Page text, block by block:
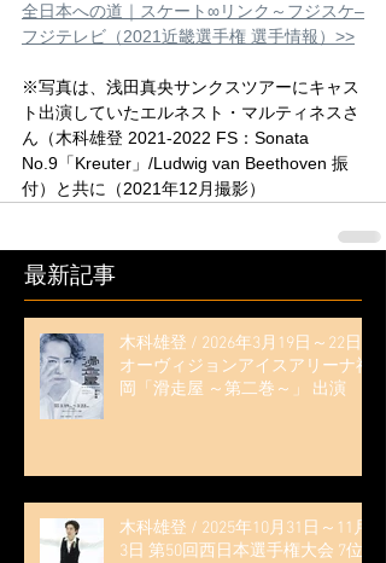
全日本への道｜スケート∞リンク～フジスケ–
フジテレビ（2021近畿選手権 選手情報）>>
※写真は、浅田真央サンクスツアーにキャス
ト出演していたエルネスト・マルティネスさ
ん（木科雄登 2021-2022 FS：Sonata
No.9「Kreuter」/Ludwig van Beethoven 振
付）と共に（2021年12月撮影）
最新記事
木科雄登 / 2026年3月19日～22日
オーヴィジョンアイスアリーナ福
岡「滑走屋 ～第二巻～」 出演
木科雄登 / 2025年10月31日～11月
3日 第50回西日本選手権大会 7位